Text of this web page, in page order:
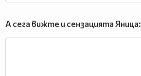
А сега вижте и сензацията Яница: